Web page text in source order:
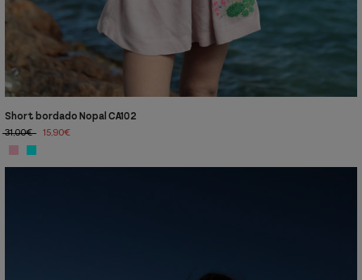
Short bordado Nopal CA102
31,00€
15,90€